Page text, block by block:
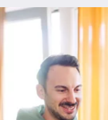
die besten Jahre.